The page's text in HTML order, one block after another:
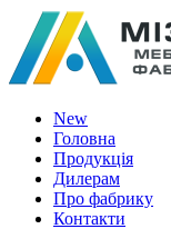
New
Головна
Продукція
Дилерам
Про фабрику
Контакти